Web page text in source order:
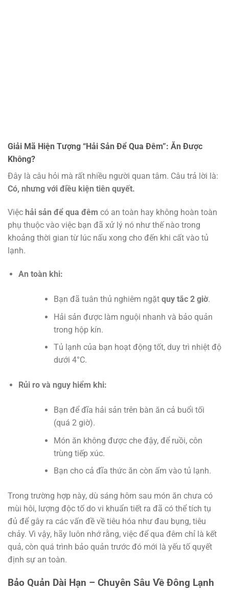
Giải Mã Hiện Tượng “Hải Sản Để Qua Đêm”: Ăn Được
Không?
Đây là câu hỏi mà rất nhiều người quan tâm. Câu trả lời là:
Có, nhưng với điều kiện tiên quyết.
Việc hải sản để qua đêm có an toàn hay không hoàn toàn
phụ thuộc vào việc bạn đã xử lý nó như thế nào trong
khoảng thời gian từ lúc nấu xong cho đến khi cất vào tủ
lạnh.
An toàn khi:
Bạn đã tuân thủ nghiêm ngặt quy tắc 2 giờ.
Hải sản được làm nguội nhanh và bảo quản
trong hộp kín.
Tủ lạnh của bạn hoạt động tốt, duy trì nhiệt độ
dưới 4°C.
Rủi ro và nguy hiểm khi:
Bạn để đĩa hải sản trên bàn ăn cả buổi tối
(quá 2 giờ).
Món ăn không được che đậy, để ruồi, côn
trùng tiếp xúc.
Bạn cho cả đĩa thức ăn còn ấm vào tủ lạnh.
Trong trường hợp này, dù sáng hôm sau món ăn chưa có
mùi hôi, lượng độc tố do vi khuẩn tiết ra đã có thể tích tụ
đủ để gây ra các vấn đề về tiêu hóa như đau bụng, tiêu
chảy. Vì vậy, hãy luôn nhớ rằng, việc để qua đêm chỉ là kết
quả, còn quá trình bảo quản trước đó mới là yếu tố quyết
định sự an toàn.
Bảo Quản Dài Hạn – Chuyên Sâu Về Đông Lạnh